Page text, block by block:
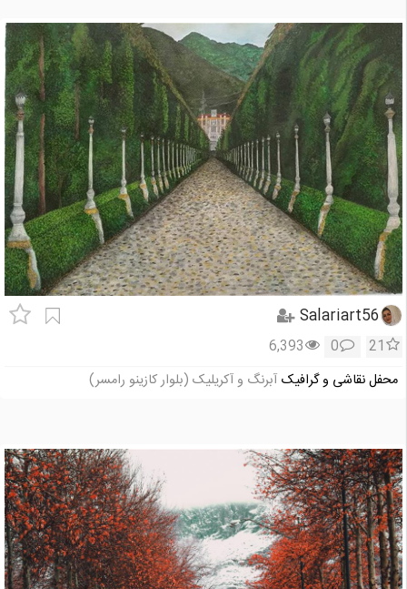
Salariart56
21
0
6,393
محفل نقاشی و گرافیک آبرنگ و آکریلیک (بلوار کازینو رامسر)